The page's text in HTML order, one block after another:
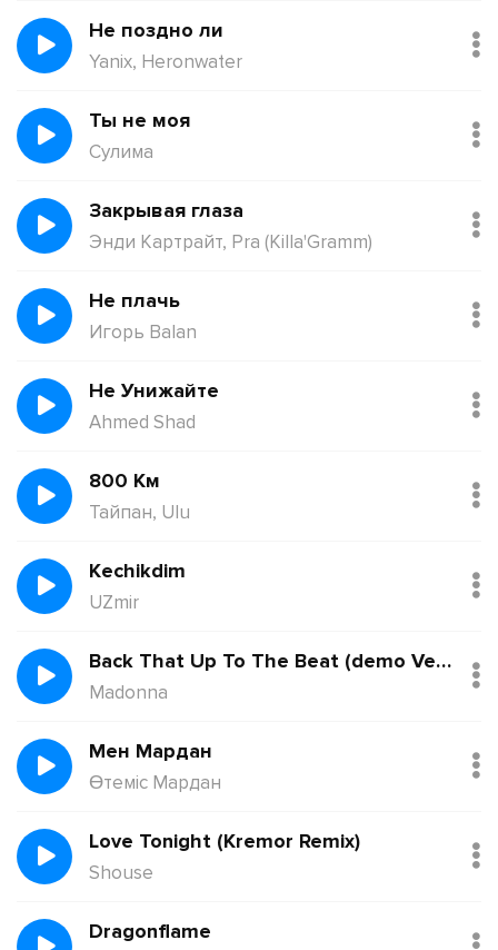
Не поздно ли
Yanix, Heronwater
Ты не моя
Сулима
Закрывая глаза
Энди Картрайт, Pra (Killa'Gramm)
Не плачь
Игорь Balan
Не Унижайте
Ahmed Shad
800 Км
Тайпан, Ulu
Kechikdim
UZmir
Back That Up To The Beat (demo Version)
Madonna
Мен Мардан
Өтеміс Мардан
Love Tonight (Kremor Remix)
Shouse
Dragonflame